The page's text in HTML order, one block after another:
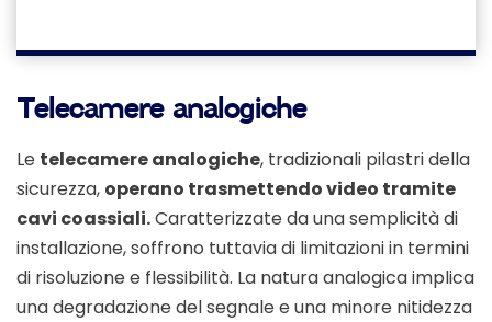
Telecamere analogiche
Le telecamere analogiche, tradizionali pilastri della
sicurezza, operano trasmettendo video tramite
cavi coassiali.Caratterizzate da una semplicità di
installazione, soffrono tuttavia di limitazioni in termini
di risoluzione e flessibilità. La natura analogica implica
una degradazione del segnale e una minore nitidezza